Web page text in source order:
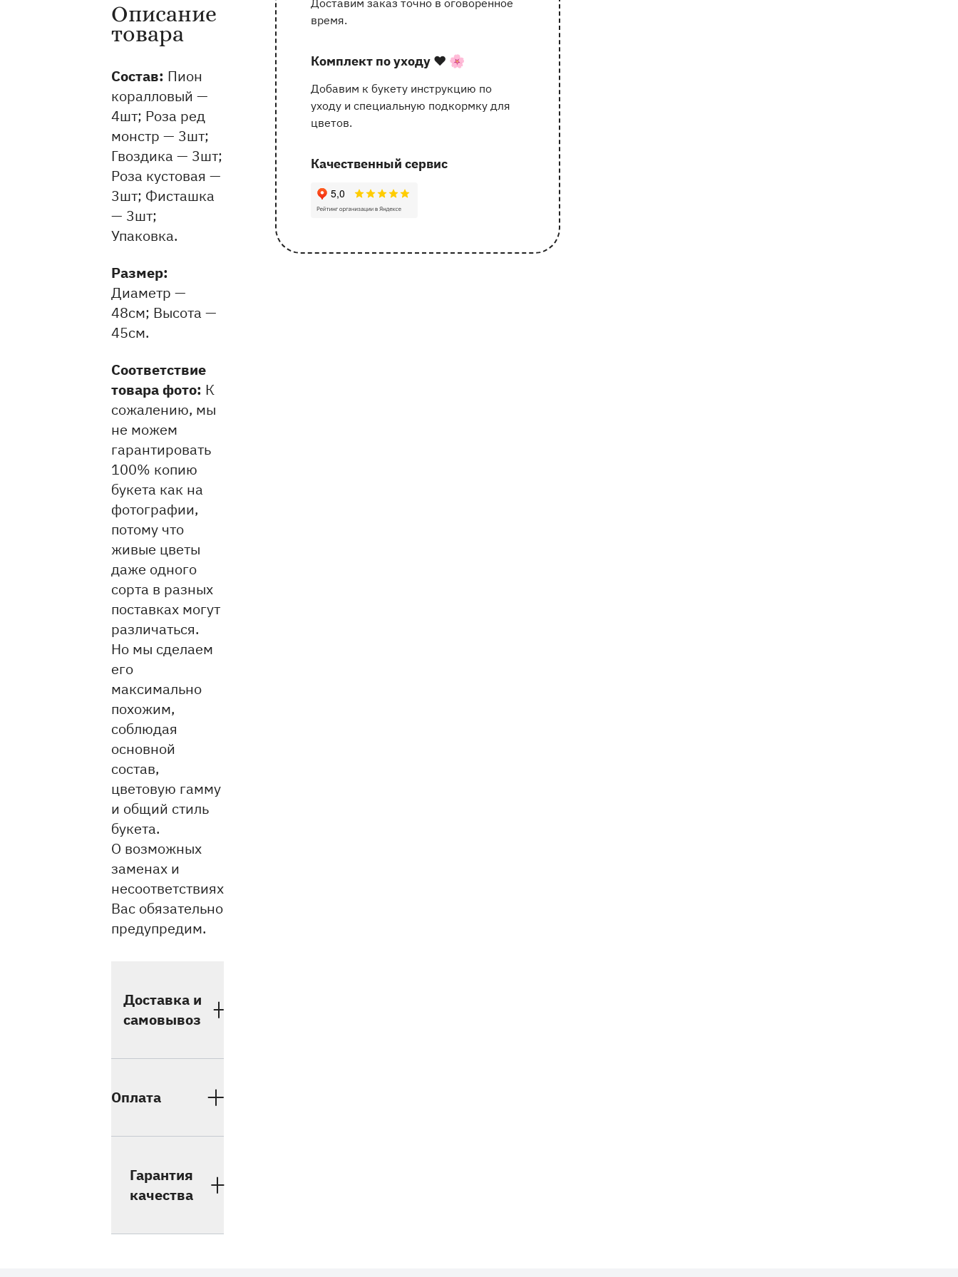
Доставим заказ точно в оговоренное
время.
Комплект по уходу ❤️ 🌸
Добавим к букету инструкцию по
уходу и специальную подкормку для
цветов.
Качественный сервис
162 отзыва с оценкой 5.0 ⭐
Информация о товаре и оказываемых услугах
Описание
товара
Состав: Пион
коралловый —
4шт; Роза ред
монстр — 3шт;
Гвоздика — 3шт;
Роза кустовая —
3шт; Фисташка
— 3шт;
Упаковка.
Pазмер:
Диаметр —
48см Высота —
45см
Соответствие
товара фото: К
сожалению, мы
не можем
гарантировать
100% копию
букета как на
фотографии,
потому что
живые цветы
даже одного
сорта в разных
поставках могут
различаться.
Но мы сделаем
его
максимально
похожим,
соблюдая
основной
состав,
цветовую гамму
и общий стиль
букета.
О возможных
заменах и
несоответствиях
Вас обязательно
предупредим.
Доставка и
самовывоз
Оплата
Гарантия
качества